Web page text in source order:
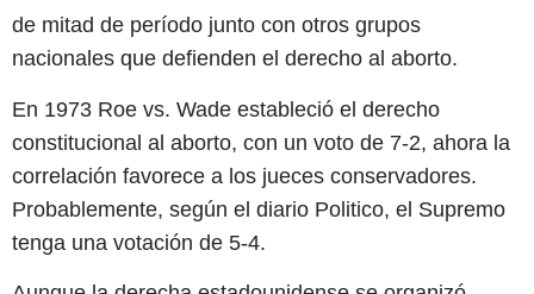
de mitad de período junto con otros grupos
nacionales que defienden el derecho al aborto.
En 1973 Roe vs. Wade estableció el derecho
constitucional al aborto, con un voto de 7-2, ahora la
correlación favorece a los jueces conservadores.
Probablemente, según el diario Politico, el Supremo
tenga una votación de 5-4.